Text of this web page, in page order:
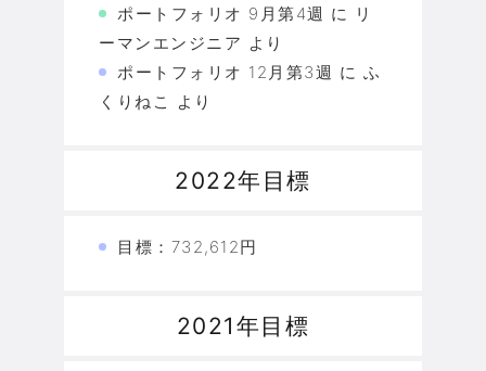
ポートフォリオ 9月第4週 に
リ
ーマンエンジニア より
ポートフォリオ 12月第3週 に ふ
くりねこ
より
2022年目標
目標：732,612円
2021年目標